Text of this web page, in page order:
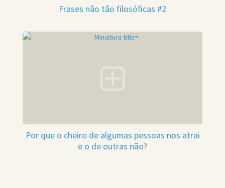
Frases não tão filosóficas #2
Por que o cheiro de algumas pessoas nos atrai
e o de outras não?